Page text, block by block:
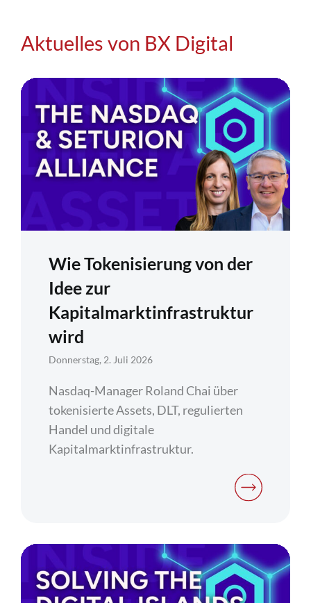
Aktuelles von BX Digital
Wie Tokenisierung von der
Idee zur
Kapitalmarktinfrastruktur
wird
Donnerstag, 2. Juli 2026
Nasdaq-Manager Roland Chai über
tokenisierte Assets, DLT, regulierten
Handel und digitale
Kapitalmarktinfrastruktur.